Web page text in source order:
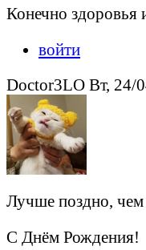
Конечно здоровья
войти
Doctor3LO Вт, 24/
Лучше поздно, чем
С Днём Рождения!